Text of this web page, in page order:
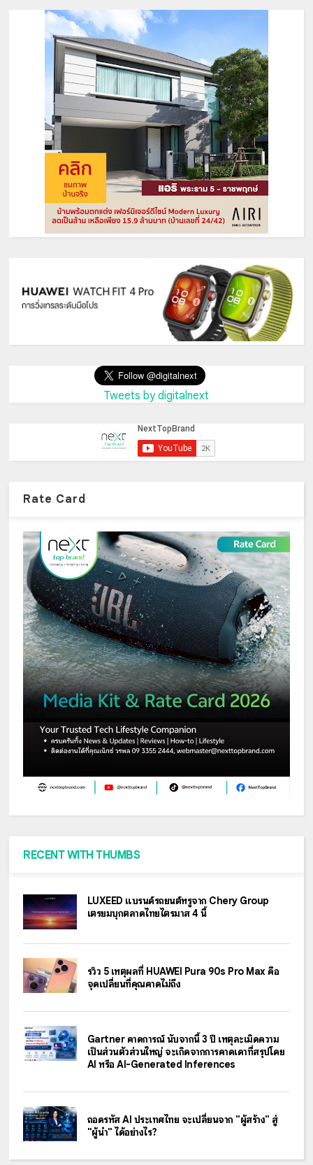
Tweets by digitalnext
Rate Card
RECENT WITH THUMBS
LUXEED แบรนด์รถยนต์หรูจาก Chery Group
เตรียมบุกตลาดไทยไตรมาส 4 นี้
รีวิว 5 เหตุผลที่ HUAWEI Pura 90s Pro Max คือ
จุดเปลี่ยนที่คุณคาดไม่ถึง
Gartner คาดการณ์ นับจากนี้ 3 ปี เหตุละเมิดความ
เป็นส่วนตัวส่วนใหญ่ จะเกิดจากการคาดเดาที่สรุปโดย
AI หรือ AI-Generated Inferences
ถอดรหัส AI ประเทศไทย จะเปลี่ยนจาก "ผู้สร้าง" สู่
"ผู้นำ" ได้อย่างไร?